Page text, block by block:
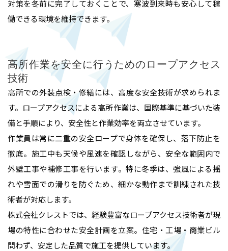
ホーム
業務内容
高所作業・ロープアクセス
難所・高所・狭所エアコン工事
ルームエアコン取付 台数口
施工実績
会社概要
お問い合わせ
対策を冬前に完了しておくことで、寒波到来時も安心して稼
働できる環境を維持できます。
高所作業を安全に行うためのロープアクセス
技術
高所での外装点検・修繕には、高度な安全技術が求められま
す。ロープアクセスによる高所作業は、国際基準に基づいた装
備と手順により、安全性と作業効率を両立させています。
作業員は常に二重の安全ロープで身体を確保し、落下防止を
徹底。施工中も天候や風速を確認しながら、安全な範囲内で
外壁工事や補修工事を行います。特に冬季は、強風による揺
れや雪面での滑りを防ぐため、細かな動作まで訓練された技
術者が対応します。
株式会社クレストでは、経験豊富なロープアクセス技術者が現
場の特性に合わせた安全計画を立案。住宅・工場・商業ビル
問わず、安定した品質で施工を提供しています。